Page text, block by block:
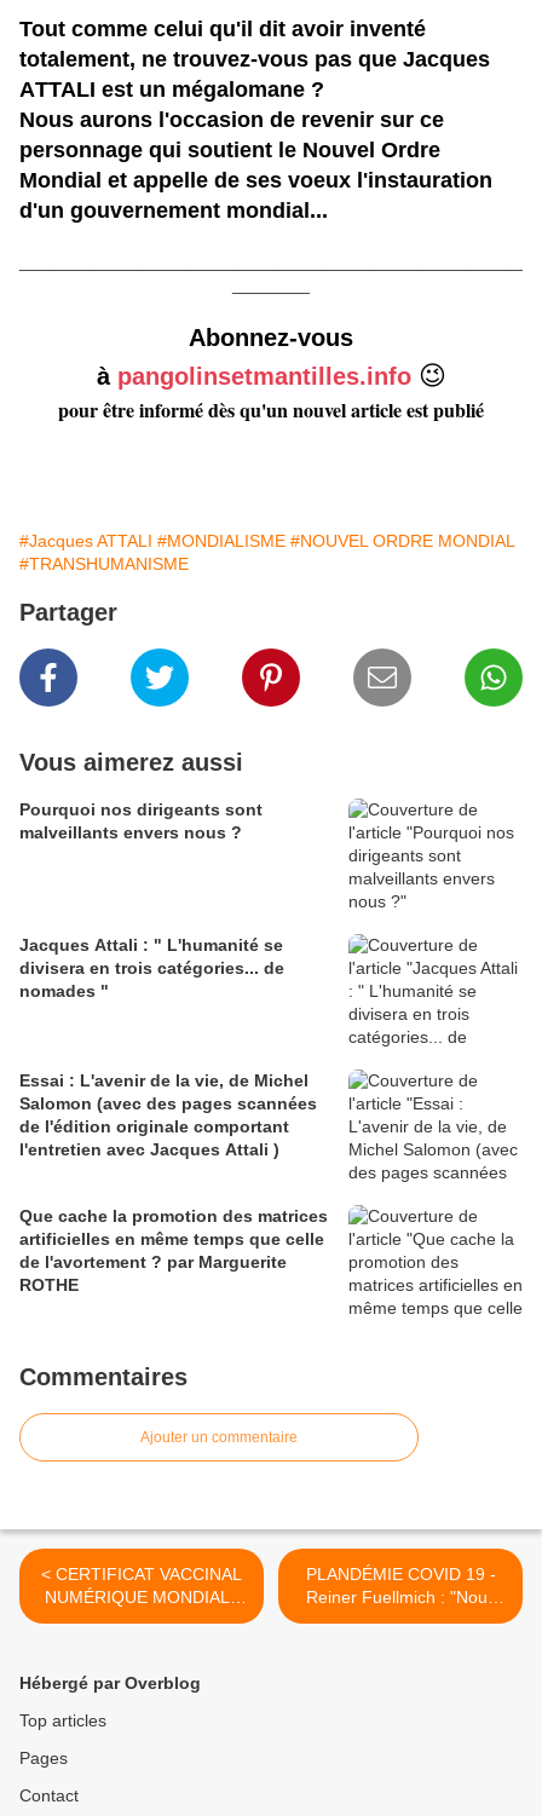
Tout comme celui qu'il dit avoir inventé
totalement, ne trouvez-vous pas que Jacques
ATTALI est un mégalomane ?
Nous aurons l'occasion de revenir sur ce
personnage qui soutient le Nouvel Ordre
Mondial et appelle de ses voeux l'instauration
d'un gouvernement mondial...
Abonnez-vous
à pangolinsetmantilles.info 😉
pour être informé dès qu'un nouvel article est publié
#Jacques ATTALI #MONDIALISME #NOUVEL ORDRE MONDIAL
#TRANSHUMANISME
Partager
Vous aimerez aussi
Pourquoi nos dirigeants sont
malveillants envers nous ?
Jacques Attali : " L'humanité se
divisera en trois catégories... de
nomades "
Essai : L'avenir de la vie, de Michel
Salomon (avec des pages scannées
de l'édition originale comportant
l'entretien avec Jacques Attali )
Que cache la promotion des matrices
artificielles en même temps que celle
de l'avortement ? par Marguerite
ROTHE
Commentaires
Ajouter un commentaire
< CERTIFICAT VACCINAL
NUMÉRIQUE MONDIAL :
l’OMS signe un contrat avec
PLANDÉMIE COVID 19 -
Reiner Fuellmich : "Nous
avons à faire à des
Hébergé par Overblog
Top articles
Pages
Contact